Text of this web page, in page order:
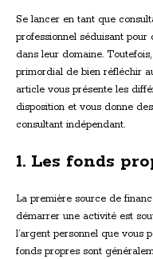
Se lancer en tant que
professionnel séduisant
dans leur domaine.
primordial de bien réfléchir
article vous présente les
disposition et vous donne
consultant indépendant.
1. Les fonds
La première source de
démarrer une activité est
l’argent personnel que vous
fonds propres sont